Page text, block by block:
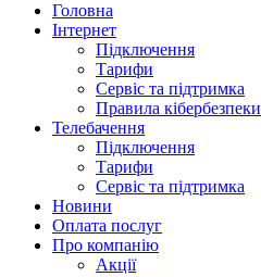
Головна
Інтернет
Підключення
Тарифи
Сервіс та підтримка
Правила кібербезпеки
Телебачення
Підключення
Тарифи
Сервіс та підтримка
Новини
Оплата послуг
Про компанію
Акції